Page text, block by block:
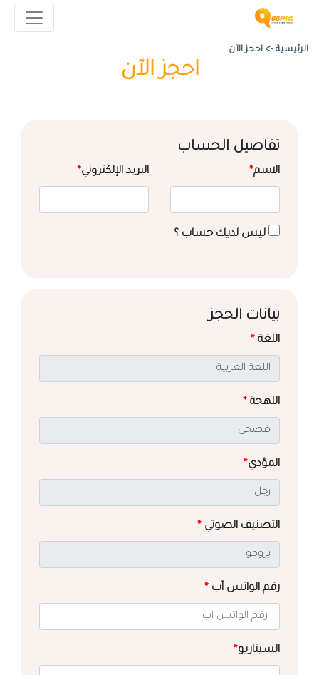
الرئيسية -> احجز الآن
احجز الآن
تفاصيل الحساب
الاسم* البريد الإلكتروني*
ليس لديك حساب ؟
بيانات الحجز
اللغة *
اللهجة *
المؤدي*
التصنيف الصوتي *
رقم الواتس آب *
السيناريو*